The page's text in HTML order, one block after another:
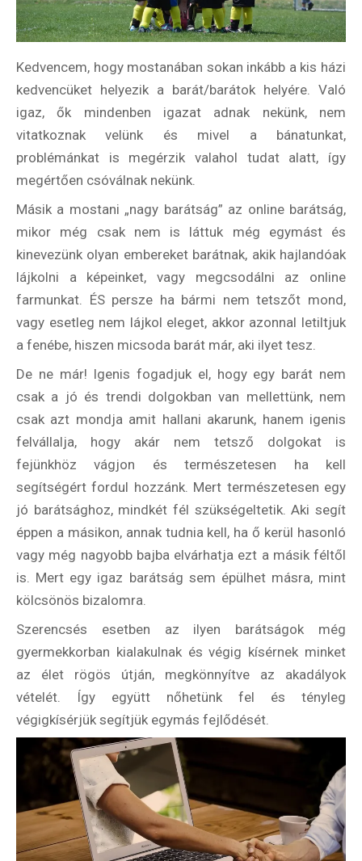
Hírlevél
Email Cím*
Válaszd ki az ajándékod amit
most ingyen megkapsz Tőlünk!
Világkörüli
ízutazás
Külföldre
Kaland -
játék -
kockázat
100
Utazási
poszter
Felhasználási feltételek
Kedvencem, hogy mostanában sokan inkább a kis házi
kedvencüket helyezik a barát/barátok helyére. Való
igaz, ők mindenben igazat adnak nekünk, nem
vitatkoznak velünk és mivel a bánatunkat,
problémánkat is megérzik valahol tudat alatt, így
megértően csóválnak nekünk.
Másik a mostani „nagy barátság” az online barátság,
mikor még csak nem is láttuk még egymást és
kinevezünk olyan embereket barátnak, akik hajlandóak
lájkolni a képeinket, vagy megcsodálni az online
farmunkat. ÉS persze ha bármi nem tetszőt mond,
vagy esetleg nem lájkol eleget, akkor azonnal letiltjuk
a fenébe, hiszen micsoda barát már, aki ilyet tesz.
De ne már! Igenis fogadjuk el, hogy egy barát nem
csak a jó és trendi dolgokban van mellettünk, nem
csak azt mondja amit hallani akarunk, hanem igenis
felvállalja, hogy akár nem tetsző dolgokat is
fejünkhöz vágjon és természetesen ha kell
segítségért fordul hozzánk. Mert természetesen egy
jó barátsághoz, mindkét fél szükségeltetik. Aki segít
éppen a másikon, annak tudnia kell, ha ő kerül hasonló
vagy még nagyobb bajba elvárhatja ezt a másik féltől
is. Mert egy igaz barátság sem épülhet másra, mint
kölcsönös bizalomra.
Szerencsés esetben az ilyen barátságok még
gyermekkorban kialakulnak és végig kísérnek minket
az élet rögös útján, megkönnyítve az akadályok
vételét. Így együtt nőhetünk fel és tényleg
végigkísérjük segítjük egymás fejlődését.